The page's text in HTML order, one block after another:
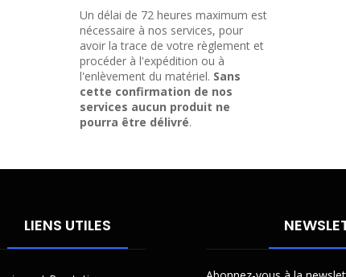
Un délai de 72 heures maximum est
nécessaire à nos services, pour
avoir la trace de votre règlement et
procéder à l'expédition ou à
l'enlèvement du matériel. Sans
cette confirmation de nos
services aucun produit ne
pourra être délivré.
LIENS UTILES